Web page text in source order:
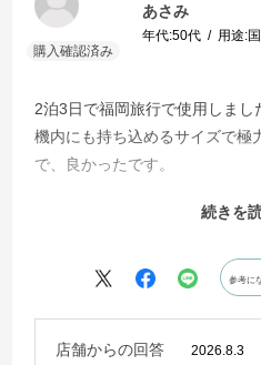
あさみ
年代:50代 用途:
2泊3日で福岡旅行で使用しまし
機内にも持ち込めるサイズで極
で、良かったです。
出来て帰りはちょっとしたお土
なと思いますが、使いやすかっ
続きを
参考に
店舗からの回答 2026.8.3